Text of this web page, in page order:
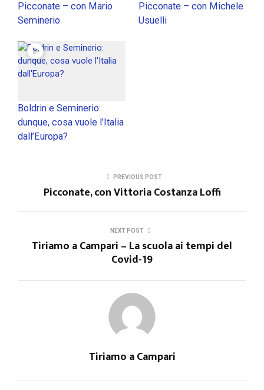
Picconate – con Mario
Seminerio
Picconate – con Michele
Usuelli
Boldrin e Seminerio:
dunque, cosa vuole l’Italia
dall’Europa?
PREVIOUS POST
Picconate, con Vittoria Costanza Loffi
NEXT POST
Tiriamo a Campari – La scuola ai tempi del
Covid-19
Tiriamo a Campari